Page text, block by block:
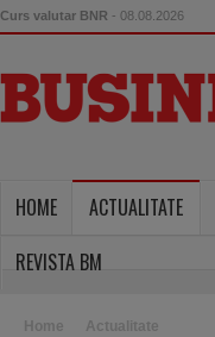
Curs valutar BNR - 08.08.2026
HOME ACTUALITATE
REVISTA BM
Home Actualitate